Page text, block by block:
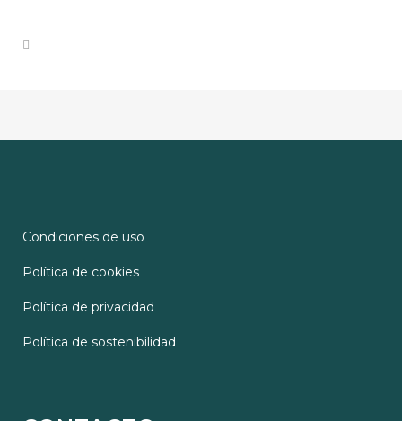
Condiciones de uso
Política de cookies
Política de privacidad
Política de sostenibilidad